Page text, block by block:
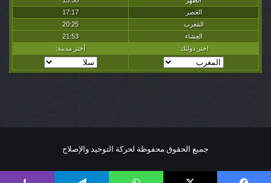
جميع الحقوق محفوظة لحركة التوحيد والإصلاح